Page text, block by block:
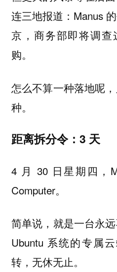
连三地报道：Manus
京，商务部即将调
购。
怎么不算一种落地呢
种。
距离拆分令：3 天
4 月 30 日星期四，
Computer。
简单说，就是一台永
Ubuntu 系统的专属
转，无休无止。